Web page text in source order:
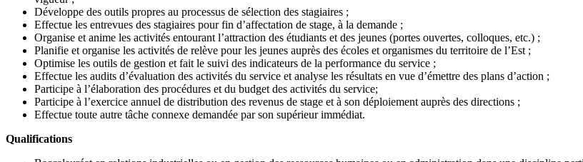
Développe des outils propres au processus de sélection des stagiaires ;
Effectue les entrevues des stagiaires pour fin d’affectation de stage, à la demande ;
Organise et anime les activités entourant l’attraction des étudiants et des jeunes (portes ouvertes, colloques, etc.) ;
Planifie et organise les activités de relève pour les jeunes auprès des écoles et organismes du territoire de l’Est ;
Optimise les outils de gestion et fait le suivi des indicateurs de la performance du service ;
Effectue les audits d’évaluation des activités du service et analyse les résultats en vue d’émettre des plans d’action ;
Participe à l’élaboration des procédures et du budget des activités du service;
Participe à l’exercice annuel de distribution des revenus de stage et à son déploiement auprès des directions ;
Effectue toute autre tâche connexe demandée par son supérieur immédiat.
Qualifications